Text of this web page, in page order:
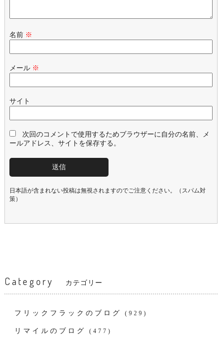
名前 ※
メール ※
サイト
次回のコメントで使用するためブラウザーに自分の名前、メ
ールアドレス、サイトを保存する。
日本語が含まれない投稿は無視されますのでご注意ください。（スパム対
策）
Category カテゴリー
フリックフラックのブログ (929)
リマイルのブログ (477)